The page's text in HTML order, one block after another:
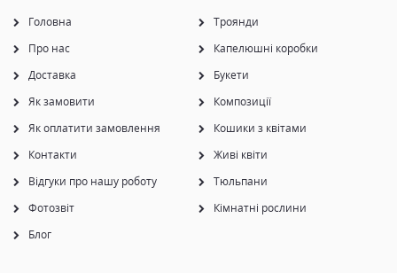
Головна
Про нас
Доставка
Як замовити
Як оплатити замовлення
Контакти
Відгуки про нашу роботу
Фотозвіт
Блог
Троянди
Капелюшні коробки
Букети
Композиції
Кошики з квітами
Живі квіти
Тюльпани
Кімнатні рослини